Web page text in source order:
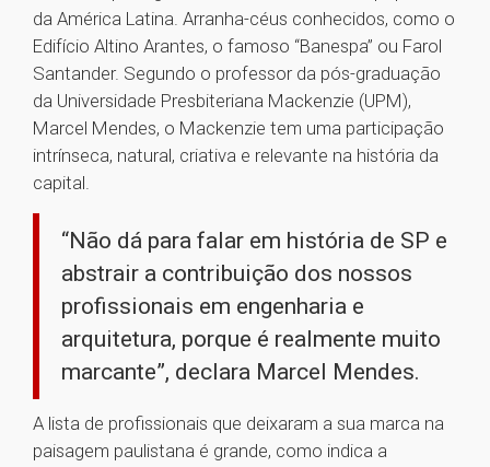
da América Latina. Arranha-céus conhecidos, como o
Edifício Altino Arantes, o famoso “Banespa” ou Farol
Santander. Segundo o professor da pós-graduação
da Universidade Presbiteriana Mackenzie (UPM),
Marcel Mendes, o Mackenzie tem uma participação
intrínseca, natural, criativa e relevante na história da
capital.
“Não dá para falar em história de SP e
abstrair a contribuição dos nossos
profissionais em engenharia e
arquitetura, porque é realmente muito
marcante”, declara Marcel Mendes.
A lista de profissionais que deixaram a sua marca na
paisagem paulistana é grande, como indica a